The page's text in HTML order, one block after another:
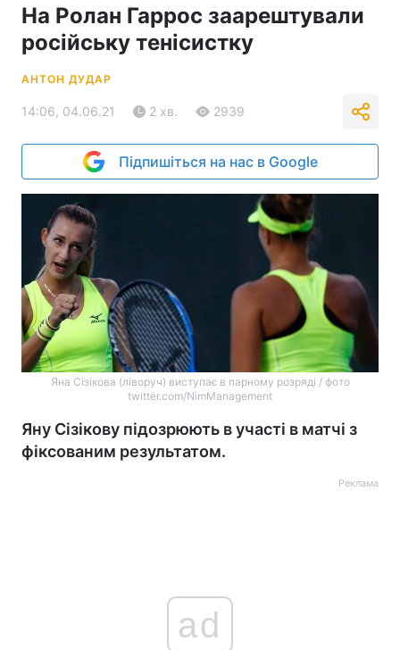
На Ролан Гаррос заарештували
російську тенісистку
АНТОН ДУДАР
14:06, 04.06.21 2 хв. 2939
Підпишіться на нас в Google
Яна Сізікова (ліворуч) виступає в парному розряді / фото
twitter.com/NimManagement
Яну Сізікову підозрюють в участі в матчі з
фіксованим результатом.
Реклама
ad